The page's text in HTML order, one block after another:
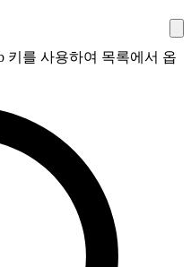
키를 사용하여 목록에서 옵